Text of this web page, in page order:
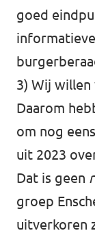
goed
3) Wij
Daarom
om nog
uit 2023
Dat is geen
groep
uitverkoren